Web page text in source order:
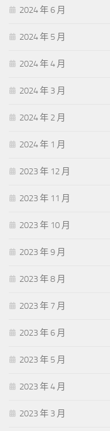
2024 年 6 月
2024 年 5 月
2024 年 4 月
2024 年 3 月
2024 年 2 月
2024 年 1 月
2023 年 12 月
2023 年 11 月
2023 年 10 月
2023 年 9 月
2023 年 8 月
2023 年 7 月
2023 年 6 月
2023 年 5 月
2023 年 4 月
2023 年 3 月